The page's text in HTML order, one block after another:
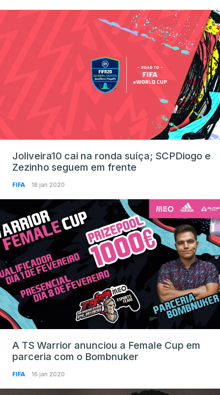
Joliveira10 cai na ronda suíça; SCPDiogo e
Zezinho seguem em frente
FIFA 18 jan 2020
A TS Warrior anunciou a Female Cup em
parceria com o Bombnuker
FIFA 16 jan 2020